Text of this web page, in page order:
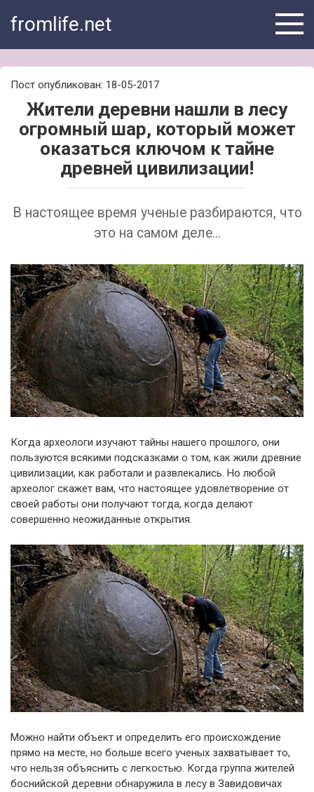
fromlife.net
Пост опубликован: 18-05-2017
Жители деревни нашли в лесу
огромный шар, который может
оказаться ключом к тайне
древней цивилизации!
В настоящее время ученые разбираются, что
это на самом деле...
Когда археологи изучают тайны нашего прошлого, они
пользуются всякими подсказками о том, как жили древние
цивилизации, как работали и развлекались. Но любой
археолог скажет вам, что настоящее удовлетворение от
своей работы они получают тогда, когда делают
совершенно неожиданные открытия.
Можно найти объект и определить его происхождение
прямо на месте, но больше всего ученых захватывает то,
что нельзя объяснить с легкостью. Когда группа жителей
боснийской деревни обнаружила в лесу в Завидовичах